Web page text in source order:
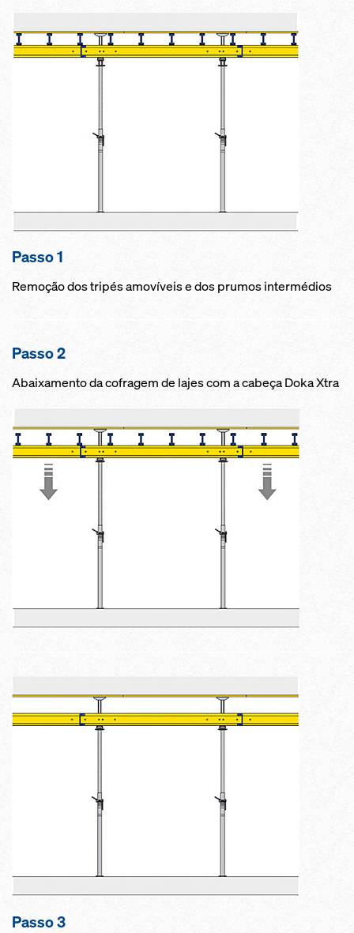
Passo 1
Remoção dos tripés amovíveis e dos prumos intermédios
Passo 2
Abaixamento da cofragem de lajes com a cabeça Doka Xtra
Passo 3